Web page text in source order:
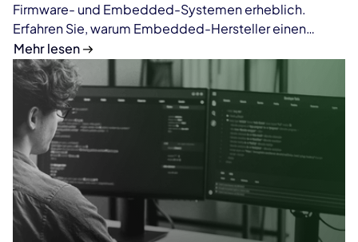
Firmware- und Embedded-Systemen erheblich.
Erfahren Sie, warum Embedded-Hersteller einen
VulnOps-Ansatz für Firmware-Analyse, SBOM-
Management, kontinuierliches Monitoring und
skalierbares Vulnerability Management mit ONEKEY
benötigen.
Mehr lesen